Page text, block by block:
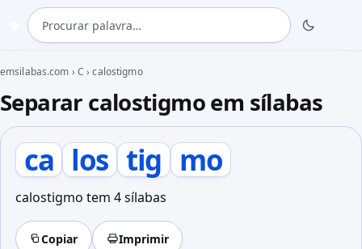
Procurar palavra
emsilabas.com › C ›calostigmo
Separar calostigmo em sílabas
ca los tig mo
calostigmo tem 4 sílabas
Copiar Imprimir